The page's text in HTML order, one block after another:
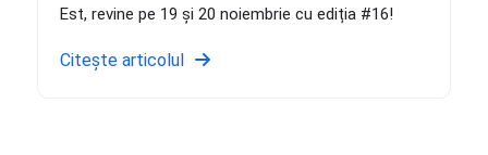
Est, revine pe 19 și 20 noiembrie cu ediția #16!
Citește articolul